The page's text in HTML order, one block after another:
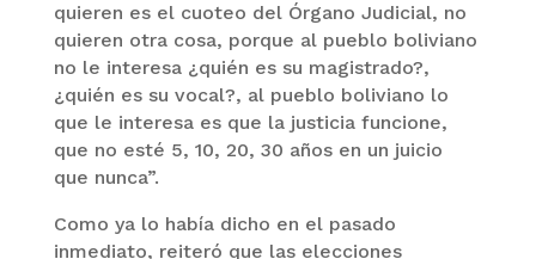
quieren es el cuoteo del Órgano Judicial, no
quieren otra cosa, porque al pueblo boliviano
no le interesa ¿quién es su magistrado?,
¿quién es su vocal?, al pueblo boliviano lo
que le interesa es que la justicia funcione,
que no esté 5, 10, 20, 30 años en un juicio
que nunca”.
Como ya lo había dicho en el pasado
inmediato, reiteró que las elecciones